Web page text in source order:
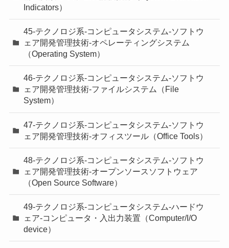
Indicators）
45-テクノロジ系-コンピュータシステム-ソフトウ
ェア開発管理技術-オペレーティングシステム
（Operating System）
46-テクノロジ系-コンピュータシステム-ソフトウ
ェア開発管理技術-ファイルシステム（File
System）
47-テクノロジ系-コンピュータシステム-ソフトウ
ェア開発管理技術-オフィスツール（Office Tools）
48-テクノロジ系-コンピュータシステム-ソフトウ
ェア開発管理技術-オープンソースソフトウェア
（Open Source Software）
49-テクノロジ系-コンピュータシステム-ハードウ
ェア-コンピュータ・入出力装置（Computer/I/O
device）